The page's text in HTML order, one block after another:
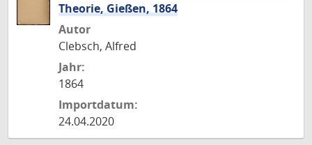
Theorie, Gießen, 1864
Autor
Clebsch, Alfred
Jahr:
1864
Importdatum:
24.04.2020